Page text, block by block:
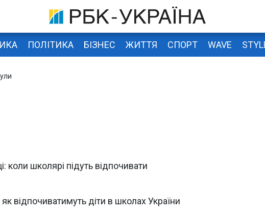
ПОЛІТИКА БІЗНЕС ЖИТТЯ СПОРТ WAVE
коли школярі підуть відпочивати
відпочиватимуть діти в школах України